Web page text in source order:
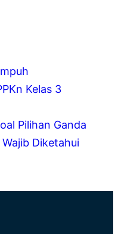
Kelas 3
Pilihan Ganda
Diketahui